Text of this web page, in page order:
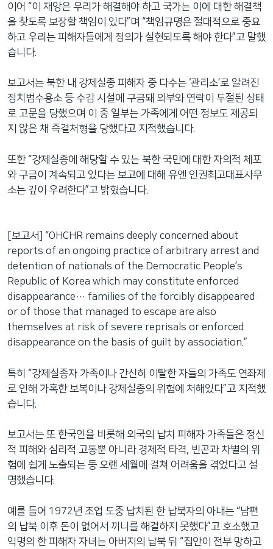
이어 “이 재앙은 우리가 해결해야 하고 국가는 이에 대한 해결책
을 찾도록 보장할 책임이 있다”며 “책임규명은 절대적으로 중요
하고 우리는 피해자들에게 정의가 실현되도록 해야 한다”고 말했
습니다.
보고서는 북한 내 강제실종 피해자 중 다수는 ‘관리소’로 알려진
정치범수용소 등 수감 시설에 구금돼 외부와 연락이 두절된 상태
로 고문을 당했으며 이 중 일부는 가족에게 어떤 정보도 제공되
지 않은 채 즉결처형을 당했다고 지적했습니다.
또한 “강제실종에 해당할 수 있는 북한 국민에 대한 자의적 체포
와 구금이 계속되고 있다는 보고에 대해 유엔 인권최고대표사무
소는 깊이 우려한다”고 밝혔습니다.
[보고서] “OHCHR remains deeply concerned about
reports of an ongoing practice of arbitrary arrest and
detention of nationals of the Democratic People’s
Republic of Korea which may constitute enforced
disappearance… families of the forcibly disappeared
or of those that managed to escape are also
themselves at risk of severe reprisals or enforced
disappearance on the basis of guilt by association.”
특히 “강제실종자 가족이나 간신히 이탈한 자들의 가족도 연좌제
로 인해 가혹한 보복이나 강제실종의 위험에 처해있다”고 지적했
습니다.
보고서는 또 한국인을 비롯해 외국의 납치 피해자 가족들은 정신
적 피해와 심리적 고통뿐 아니라 경제적 타격, 빈곤과 차별의 위
험에 쉽게 노출되는 등 오랜 세월에 걸쳐 어려움을 겪었다고 설
명했습니다.
예를 들어 1972년 조업 도중 납치된 한 납북자의 아내는 “남편
의 납북 이후 돈이 없어서 끼니를 해결하지 못했다”고 호소했고
익명의 한 피해자 자녀는 아버지의 납북 뒤 “집안이 전부 망하고